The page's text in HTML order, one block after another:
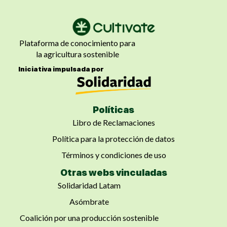
Plataforma de conocimiento para
la agricultura sostenible
Iniciativa impulsada por
Políticas
Libro de Reclamaciones
Política para la protección de datos
Términos y condiciones de uso
Otras webs vinculadas
Solidaridad Latam
Asómbrate
Coalición por una producción sostenible